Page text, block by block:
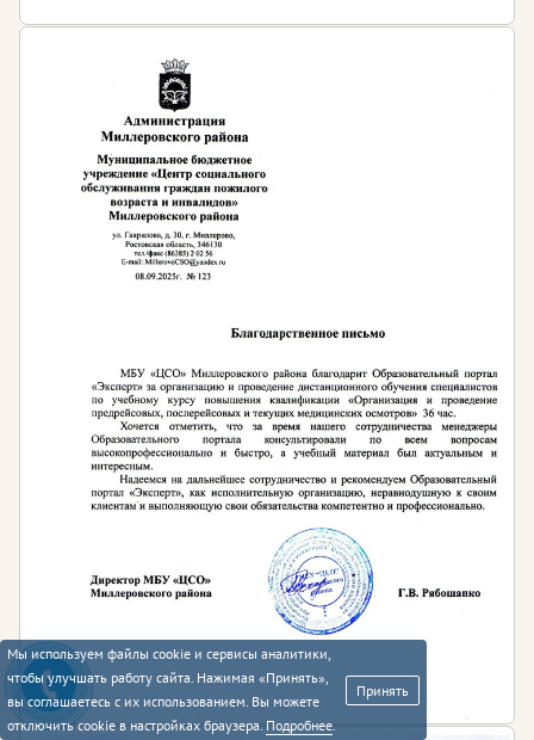
Мы используем файлы cookie и сервисы аналитики,
чтобы улучшать работу сайта. Нажимая «Принять»,
вы соглашаетесь с их использованием. Вы можете
отключить cookie в настройках браузера. Подробнее.
Принять